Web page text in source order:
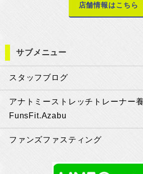
店舗情報はこちら
サブメニュー
スタッフブログ
アナトミーストレッチトレーナー
FunsFit.Azabu
ファンズファスティング